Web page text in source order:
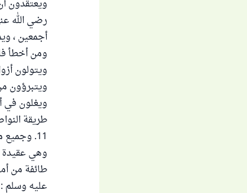
ويعتقدون
رضي الله
أجمعين ،
ومن أخطأ
ويتولون
ويتبرؤون
ويغلون في
طريقة
11.
وهي عقيدة
طائفة من
عليه وسلم